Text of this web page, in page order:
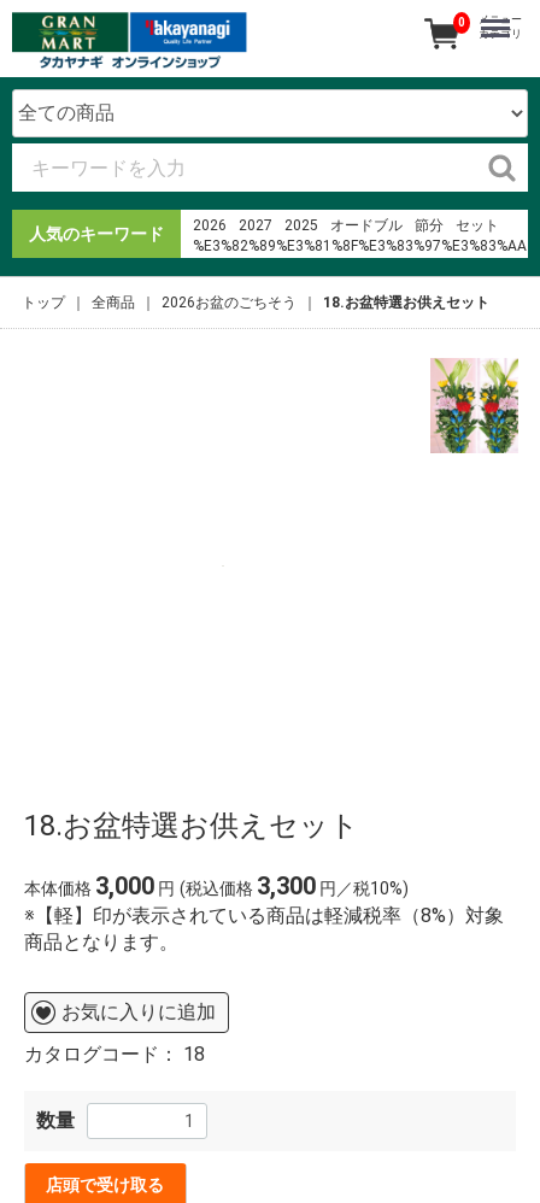
人気のキーワード 2026 2027 2025 オードブル 節分
セット
%E3%82%89%E3%81%8F%E3%83%97%E3%83%AA
寿司
恵方巻
%E6%96%B9%E4%BD%8D%E9%99%A4%E3%81%91
0
メニュー
カテゴリ
トップ 全商品 2026お盆のごちそう 18.お盆特選お供えセット
18.お盆特選お供えセット
本体価格 3,000 円 (税込価格 3,300 円／税10%)
※【軽】印が表示されている商品は軽減税率（8%）対象
商品となります。
お気に入りに追加
カタログコード： 18
数量
店頭で受け取る